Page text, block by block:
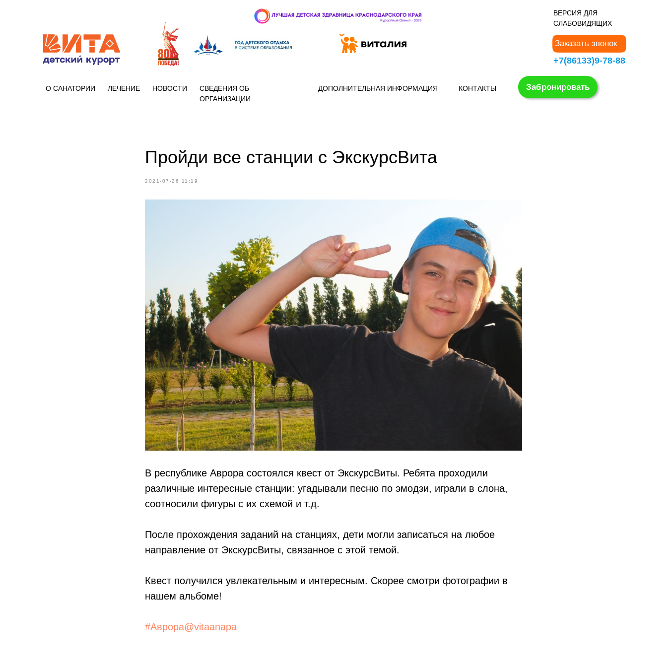
+7 (86133) 97-888 Заказать звонок
+7(86133)9-78-88
ВЕРСИЯ ДЛЯ
СЛАБОВИДЯЩИХ
О САНАТОРИИ Забронировать
КОНТАКТЫ
НОВОСТИ
СВЕДЕНИЯ ОБ
ОРГАНИЗАЦИИ
ДОПОЛНИТЕЛЬНАЯ ИНФОРМАЦИЯ
ЛЕЧЕНИЕ
Пройди все станции с ЭкскурсВита
2021-07-26 11:19
В республике Аврора состоялся квест от ЭкскурсВиты. Ребята проходили
различные интересные станции: угадывали песню по эмодзи, играли в слона,
соотносили фигуры с их схемой и т.д.
После прохождения заданий на станциях, дети могли записаться на любое
направление от ЭкскурсВиты, связанное с этой темой.
Квест получился увлекательным и интересным. Скорее смотри фотографии в
нашем альбоме!
#Аврора@vitaanapa